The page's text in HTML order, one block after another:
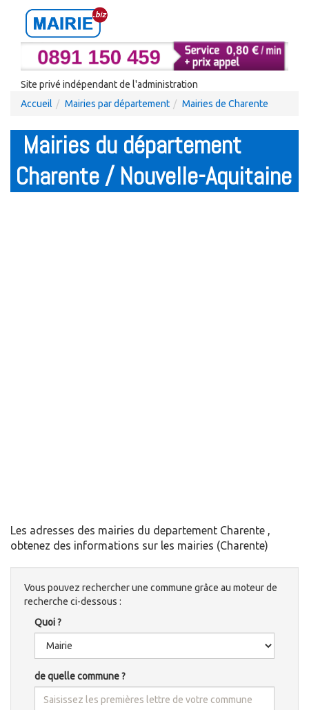
Site privé indépendant de l'administration
Accueil
Mairies par département Mairies de Charente
Mairies du département
Charente / Nouvelle-Aquitaine
Les adresses des mairies du departement Charente ,
obtenez des informations sur les mairies (Charente)
Vous pouvez rechercher une commune grâce au moteur de
recherche ci-dessous :
Quoi ?
de quelle commune ?